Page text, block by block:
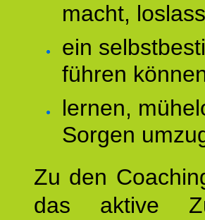
macht,
ein
führen
lernen,
Sorgen
Zu den
das aktive